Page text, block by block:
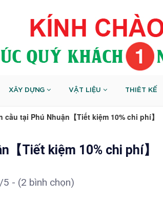
XÂY DỰNG VẬT LIỆU THIÊT KẾ
tại Phú Nhuận【Tiết kiệm 10% chi phí】
【Tiết kiệm 10% chi phí】
5 - (2 bình chọn)